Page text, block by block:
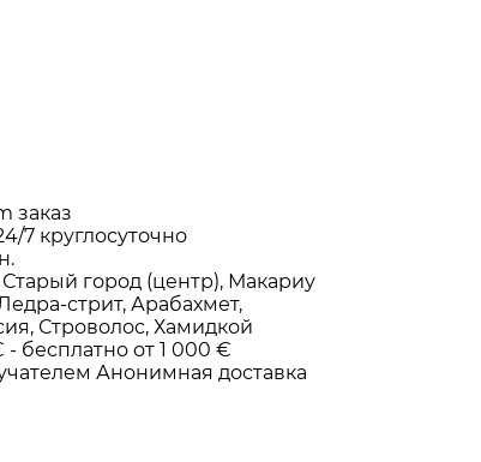
заказ
7 круглосуточно
Старый город (центр), Макариу
стрит, Арабахмет,
Строволос, Хамидкой
- бесплатно от 1 000 €
Анонимная доставка